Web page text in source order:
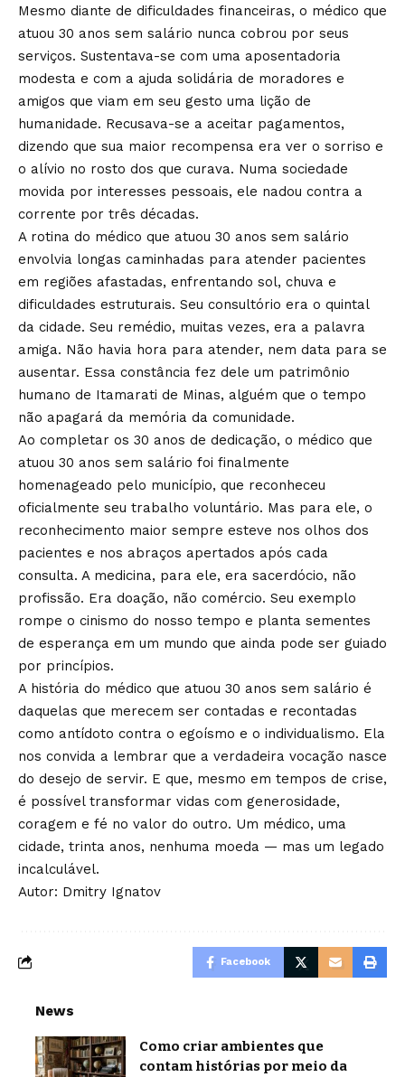
Mesmo diante de dificuldades financeiras, o médico que
atuou 30 anos sem salário nunca cobrou por seus
serviços. Sustentava-se com uma aposentadoria
modesta e com a ajuda solidária de moradores e
amigos que viam em seu gesto uma lição de
humanidade. Recusava-se a aceitar pagamentos,
dizendo que sua maior recompensa era ver o sorriso e
o alívio no rosto dos que curava. Numa sociedade
movida por interesses pessoais, ele nadou contra a
corrente por três décadas.
A rotina do médico que atuou 30 anos sem salário
envolvia longas caminhadas para atender pacientes
em regiões afastadas, enfrentando sol, chuva e
dificuldades estruturais. Seu consultório era o quintal
da cidade. Seu remédio, muitas vezes, era a palavra
amiga. Não havia hora para atender, nem data para se
ausentar. Essa constância fez dele um patrimônio
humano de Itamarati de Minas, alguém que o tempo
não apagará da memória da comunidade.
Ao completar os 30 anos de dedicação, o médico que
atuou 30 anos sem salário foi finalmente
homenageado pelo município, que reconheceu
oficialmente seu trabalho voluntário. Mas para ele, o
reconhecimento maior sempre esteve nos olhos dos
pacientes e nos abraços apertados após cada
consulta. A medicina, para ele, era sacerdócio, não
profissão. Era doação, não comércio. Seu exemplo
rompe o cinismo do nosso tempo e planta sementes
de esperança em um mundo que ainda pode ser guiado
por princípios.
A história do médico que atuou 30 anos sem salário é
daquelas que merecem ser contadas e recontadas
como antídoto contra o egoísmo e o individualismo. Ela
nos convida a lembrar que a verdadeira vocação nasce
do desejo de servir. E que, mesmo em tempos de crise,
é possível transformar vidas com generosidade,
coragem e fé no valor do outro. Um médico, uma
cidade, trinta anos, nenhuma moeda — mas um legado
incalculável.
Autor: Dmitry Ignatov
Facebook
News
Como criar ambientes que
contam histórias por meio da